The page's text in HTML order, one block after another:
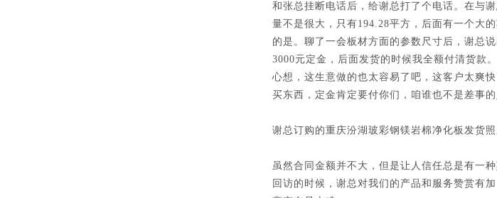
和张总挂断电话后，给谢总打了个电话。在与
量不是很大，只有194.28平方，后面有一个大
的是。聊了一会板材方面的参数尺寸后，谢总
3000元定金，后面发货的时候我全额付清货款。
心想，这生意做的也太容易了吧，这客户太爽
买东西，定金肯定要付你们，咱谁也不是差事的
谢总订购的重庆汾湖玻彩钢镁岩棉净化板发货
虽然合同金额并不大，但是让人信任总是有一
回访的时候，谢总对我们的产品和服务赞赏有